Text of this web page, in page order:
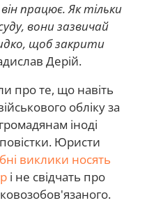
працює. Як тільки
вони зазвичай
щоб закрити
Дерій.
про те, що навіть
обліку за
іноді
Юристи
виклики носять
і не свідчать про